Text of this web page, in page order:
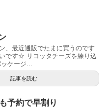
、最近通販でたまに買うのです
です☆ リコッタチーズを練り込
ケージ...
記事を読む
予約で早割り